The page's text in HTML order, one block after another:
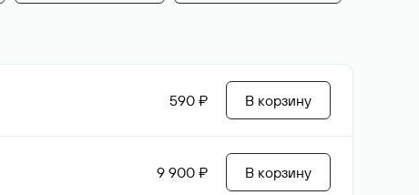
590 ₽ В корзину
9 900 ₽ В корзину